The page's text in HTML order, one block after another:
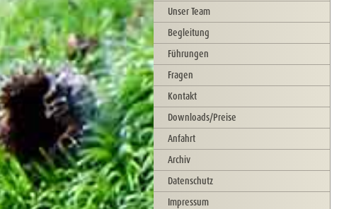
Unser Team
Begleitung
Führungen
Fragen
Kontakt
Downloads/Preise
Anfahrt
Archiv
Datenschutz
Impressum